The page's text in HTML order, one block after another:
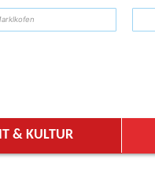
& KULTUR